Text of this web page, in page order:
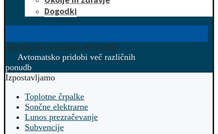
Dogodki
HITRO DO UGODNE PONUDBE
Avtomatsko pridobi več različnih
ponudb
Izpostavljamo
Toplotne črpalke
Sončne elektrarne
Lunos prezračevanje
Subvencije